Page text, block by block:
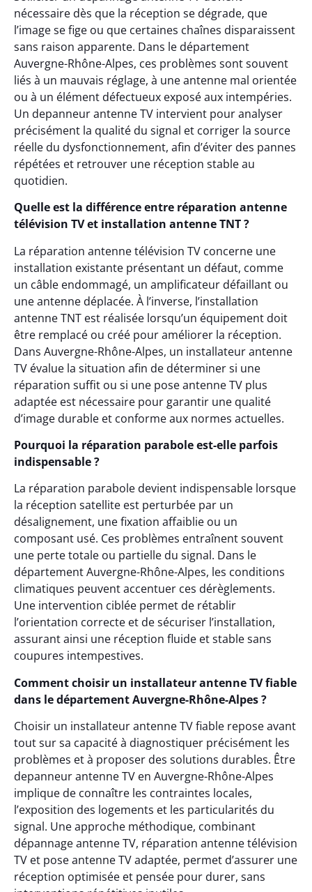
nécessaire dès que la réception se dégrade, que
l’image se fige ou que certaines chaînes disparaissent
sans raison apparente. Dans le département
Auvergne-Rhône-Alpes, ces problèmes sont souvent
liés à un mauvais réglage, à une antenne mal orientée
ou à un élément défectueux exposé aux intempéries.
Un depanneur antenne TV intervient pour analyser
précisément la qualité du signal et corriger la source
réelle du dysfonctionnement, afin d’éviter des pannes
répétées et retrouver une réception stable au
quotidien.
Quelle est la différence entre réparation antenne
télévision TV et installation antenne TNT ?
La réparation antenne télévision TV concerne une
installation existante présentant un défaut, comme
un câble endommagé, un amplificateur défaillant ou
une antenne déplacée. À l’inverse, l’installation
antenne TNT est réalisée lorsqu’un équipement doit
être remplacé ou créé pour améliorer la réception.
Dans Auvergne-Rhône-Alpes, un installateur antenne
TV évalue la situation afin de déterminer si une
réparation suffit ou si une pose antenne TV plus
adaptée est nécessaire pour garantir une qualité
d’image durable et conforme aux normes actuelles.
Pourquoi la réparation parabole est-elle parfois
indispensable ?
La réparation parabole devient indispensable lorsque
la réception satellite est perturbée par un
désalignement, une fixation affaiblie ou un
composant usé. Ces problèmes entraînent souvent
une perte totale ou partielle du signal. Dans le
département Auvergne-Rhône-Alpes, les conditions
climatiques peuvent accentuer ces dérèglements.
Une intervention ciblée permet de rétablir
l’orientation correcte et de sécuriser l’installation,
assurant ainsi une réception fluide et stable sans
coupures intempestives.
Comment choisir un installateur antenne TV fiable
dans le département Auvergne-Rhône-Alpes ?
Choisir un installateur antenne TV fiable repose avant
tout sur sa capacité à diagnostiquer précisément les
problèmes et à proposer des solutions durables. Être
depanneur antenne TV en Auvergne-Rhône-Alpes
implique de connaître les contraintes locales,
l’exposition des logements et les particularités du
signal. Une approche méthodique, combinant
dépannage antenne TV, réparation antenne télévision
TV et pose antenne TV adaptée, permet d’assurer une
réception optimisée et pensée pour durer, sans